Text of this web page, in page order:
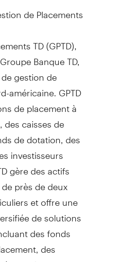
de Placements
TD (GPTD),
Banque TD,
gestion de
américaine. GPTD
de placement à
caisses de
de dotation, des
investisseurs
gère des actifs
près de deux
et offre une
de solutions
des fonds
des